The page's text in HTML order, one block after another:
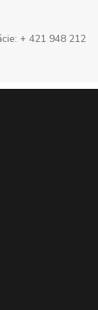
+ 421 948 212